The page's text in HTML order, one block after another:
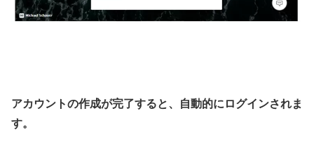
アカウントの作成が完了すると、自動的にログインされま
す。